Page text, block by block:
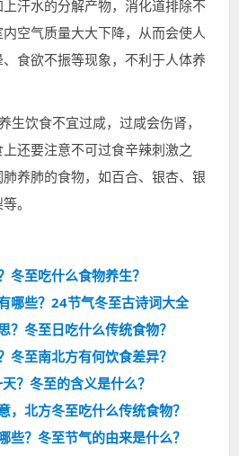
汗水的分解产物，消化道排除不
空气质量大大下降，从而会使人
食欲不振等现象，不利于人体养
生饮食不宜过咸，过咸会伤肾，
还要注意不可过食辛辣刺激之
养肺的食物，如百合、银杏、银
。
冬至吃什么食物养生？
哪些？24节气冬至古诗词大全
？冬至日吃什么传统食物？
冬至南北方有何饮食差异？
？冬至的含义是什么？
，北方冬至吃什么传统食物？
些？冬至节气的由来是什么？